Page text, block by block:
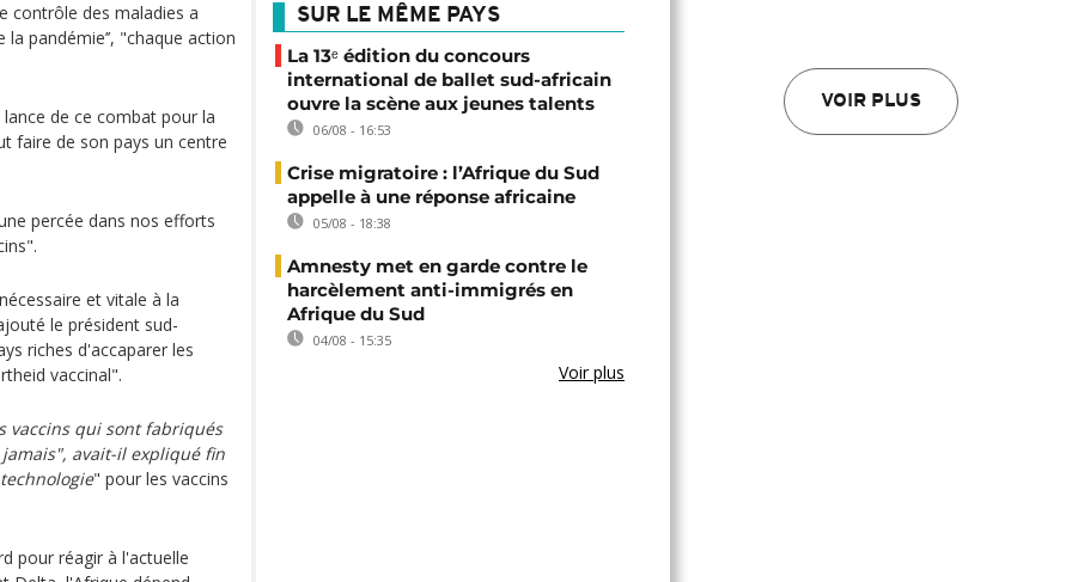
VOIR PLUS
contrôle des maladies a
pandémie’’, "chaque action
lance de ce combat pour la
faire de son pays un centre
percée dans nos efforts
et vitale à la
le président sud-
riches d'accaparer les
vaccinal".
vaccins qui sont fabriqués
avait-il expliqué fin
" pour les vaccins
pour réagir à l'actuelle
SUR LE MÊME PAYS
La 13ᵉ édition du concours
international de ballet sud-africain
ouvre la scène aux jeunes talents
06/08 - 16:53
Crise migratoire : l’Afrique du Sud
appelle à une réponse africaine
05/08 - 18:38
Amnesty met en garde contre le
harcèlement anti-immigrés en
Afrique du Sud
04/08 - 15:35
Voir plus